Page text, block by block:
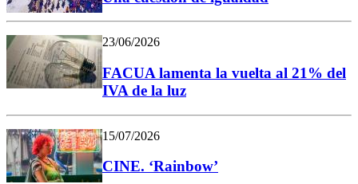
23/06/2026
FACUA lamenta la vuelta al 21% del
IVA de la luz
15/07/2026
CINE. ‘Rainbow’